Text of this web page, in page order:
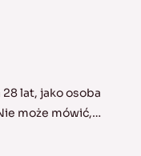
lat, jako osoba
może mówić,…